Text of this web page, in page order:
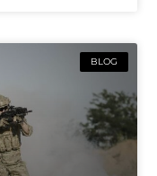
BLOG